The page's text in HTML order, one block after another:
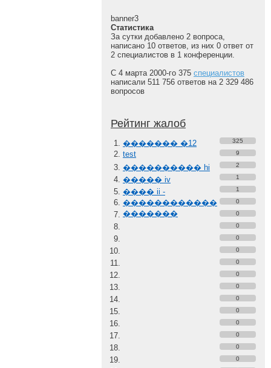
banner3
Статистика
За сутки добавлено 2 вопроса,
написано 10 ответов, из них 0 ответ от
2 специалистов в 1 конференции.
С 4 марта 2000-го 375 специалистов
написали 511 756 ответов на 2 329 486
вопросов
Рейтинг жалоб
������� �12 325
test 9
���������� hi 2
����� iv 1
���� ii -
������������
�������
1
0
0
0
0
0
0
0
0
0
0
0
0
0
0